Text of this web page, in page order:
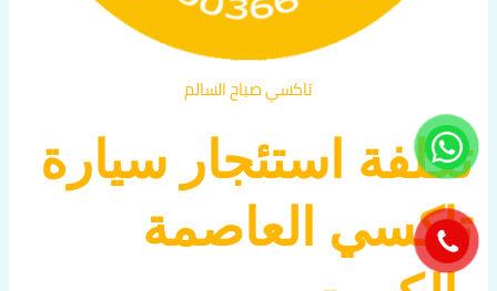
تاكسي صباح السالم
تكلفة استئجار سيارة
تاكسي العاصمة